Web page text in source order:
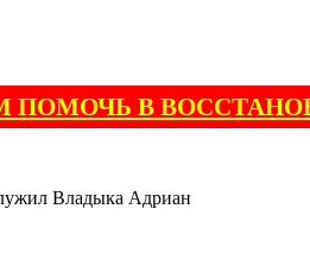
ПОМОЧЬ В
Владыка Адриан